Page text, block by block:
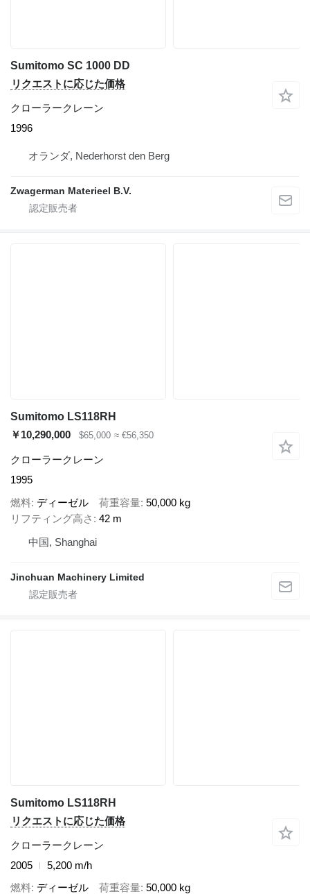
Sumitomo SC 1000 DD
リクエストに応じた価格
クローラークレーン
1996
オランダ, Nederhorst den Berg
Zwagerman Materieel B.V.
Sumitomo LS118RH
￥10,290,000
$65,000 ≈ €56,350
クローラークレーン
1995
燃料 ディーゼル 荷重容量 50,000 kg
リフティング高さ
42 m
中国, Shanghai
Jinchuan Machinery Limited
Sumitomo LS118RH
リクエストに応じた価格
クローラークレーン
2005
5,200 m/h
燃料 ディーゼル 荷重容量 50,000 kg